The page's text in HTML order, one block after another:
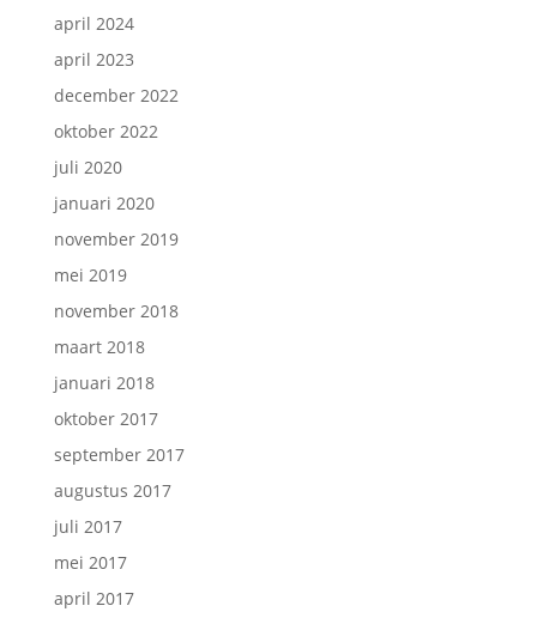
april 2024
april 2023
december 2022
oktober 2022
juli 2020
januari 2020
november 2019
mei 2019
november 2018
maart 2018
januari 2018
oktober 2017
september 2017
augustus 2017
juli 2017
mei 2017
april 2017